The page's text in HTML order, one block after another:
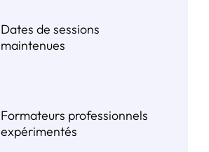
Dates de sessions
maintenues
Formateurs professionnels
expérimentés